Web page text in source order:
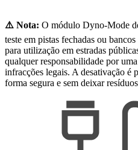
⚠️ Nota: O módulo Dyno-Mode
teste em pistas fechadas ou
para utilização em estradas
qualquer responsabilidade por
infracções legais. A desativação é
forma segura e sem deixar